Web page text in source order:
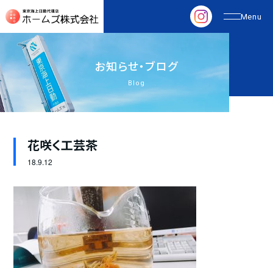
お知らせ・ブログ
Blog
花咲く工芸茶
18.9.12